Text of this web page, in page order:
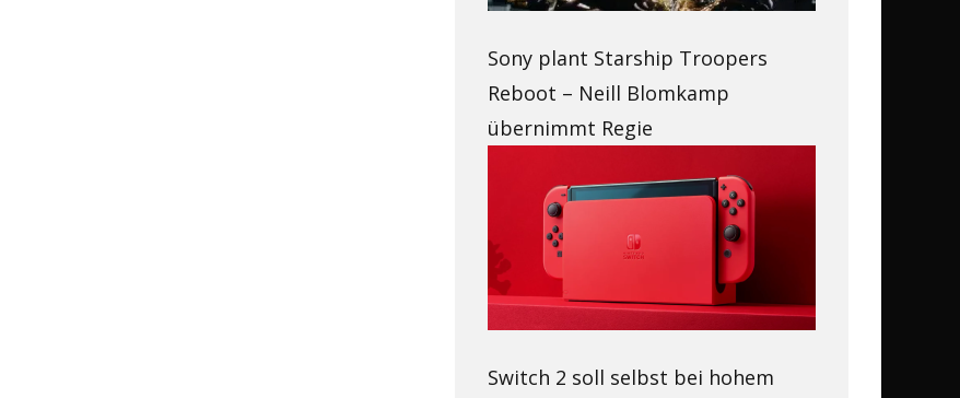
Sony plant Starship Troopers
Reboot – Neill Blomkamp
übernimmt Regie
Switch 2 soll selbst bei hohem